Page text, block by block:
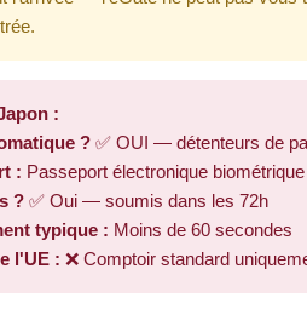
:
? ✅ OUI — détenteurs de
: Passeport électronique
? ✅ Oui — soumis dans les 72h
typique : Moins de 60 secondes
l'UE : ❌ Comptoir standard